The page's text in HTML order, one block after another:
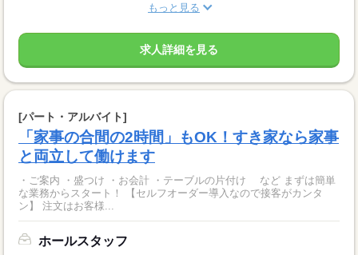
もっと見る
求人詳細を見る
[パート・アルバイト]
「家事の合間の2時間」もOK！すき家なら家事
と両立して働けます
・ご案内 ・盛つけ ・お会計 ・テーブルの片付け など まずは簡単
な業務からスタート！ 【セルフオーダー導入なので接客がカンタ
ン】 注文はお客様...
ホールスタッフ